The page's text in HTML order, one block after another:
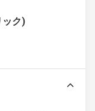
ック)